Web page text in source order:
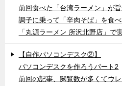
前回食べた「台湾ラーメン」が
調子に乗って「辛肉そば」を食
「丸源ラーメン 所沢北野店」で
【自作パソコンデスク②】
パソコンデスクを作ろうパート2
前回の記事、閲覧数が多くてウ